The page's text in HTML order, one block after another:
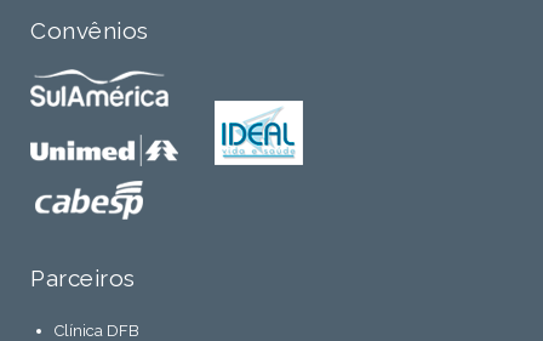
Convênios
Parceiros
Clínica DFB